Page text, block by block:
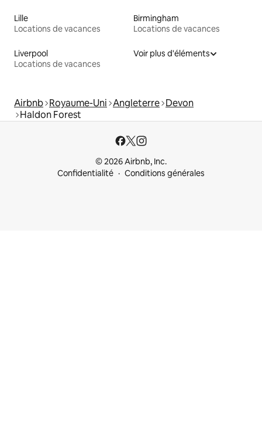
Lille
Locations de vacances
Birmingham
Locations de vacances
Liverpool
Locations de vacances
Voir plus d'éléments
Airbnb Royaume-Uni Angleterre Devon
Haldon Forest
© 2026 Airbnb, Inc.
Confidentialité
Conditions générales